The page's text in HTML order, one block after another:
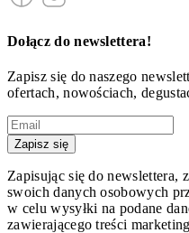
Dołącz do newslettera!
Zapisz się do naszego
ofertach, nowościach,
Zapisz się
Zapisując się do newslettera,
swoich danych osobowych
w celu wysyłki na podane
zawierającego treści